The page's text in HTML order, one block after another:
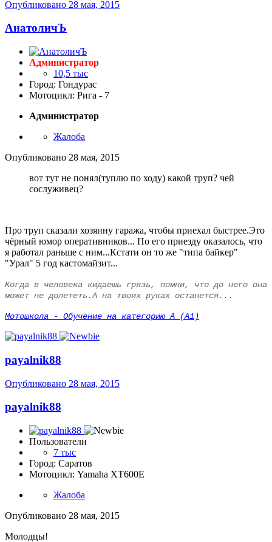
Опубликовано 28 мая, 2015
АнатоличЪ
Администратор
10,5 тыс
Город: Гондурас
Мотоцикл: Рига - 7
Администратор
Жалоба
Опубликовано 28 мая, 2015
вот тут не понял(туплю по ходу) какой труп? чей
сослуживец?
Про труп сказали хозяину гаража, чтобы приехал быстрее.Это
чёрный юмор оперативников... По его приезду оказалось, что
я работал раньше с ним...Кстати он то же "типа байкер"
"Урал" 5 год кастомайзит...
Когда в человека кидаешь грязь, помни, что до него она
может не долететь.А на твоих руках останется...
Мотошкола - Обучение на категорию А (А1)
payalnik88
Опубликовано 28 мая, 2015
payalnik88
Пользователи
7 тыс
Город: Саратов
Мотоцикл: Yamaha XT600E
Жалоба
Опубликовано 28 мая, 2015
Молодцы!